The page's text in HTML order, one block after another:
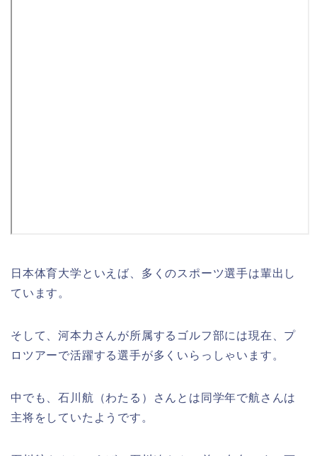
日本体育大学といえば、多くのスポーツ選手は輩出し
ています。
そして、河本力さんが所属するゴルフ部には現在、プ
ロツアーで活躍する選手が多くいらっしゃいます。
中でも、石川航（わたる）さんとは同学年で航さんは
主将をしていたようです。